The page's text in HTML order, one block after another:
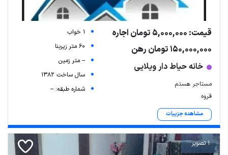
قیمت: 5,000,000 تومان اجاره
150,000,000 تومان رهن
خانه حیاط دار ویلایی
مستاجر هستم
قروه
مشاهده جزییات
1 خواب
60 متر زیربنا
-- متر زمین
سال ساخت 1382
شماره طبقه: --
1 تصویر